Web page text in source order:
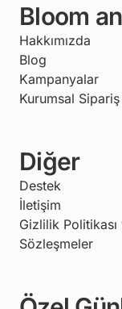
Bloom
Hakkımızda
Blog
Kampanyalar
Kurumsal Sipariş
Diğer
Destek
İletişim
Gizlilik Politikası
Sözleşmeler